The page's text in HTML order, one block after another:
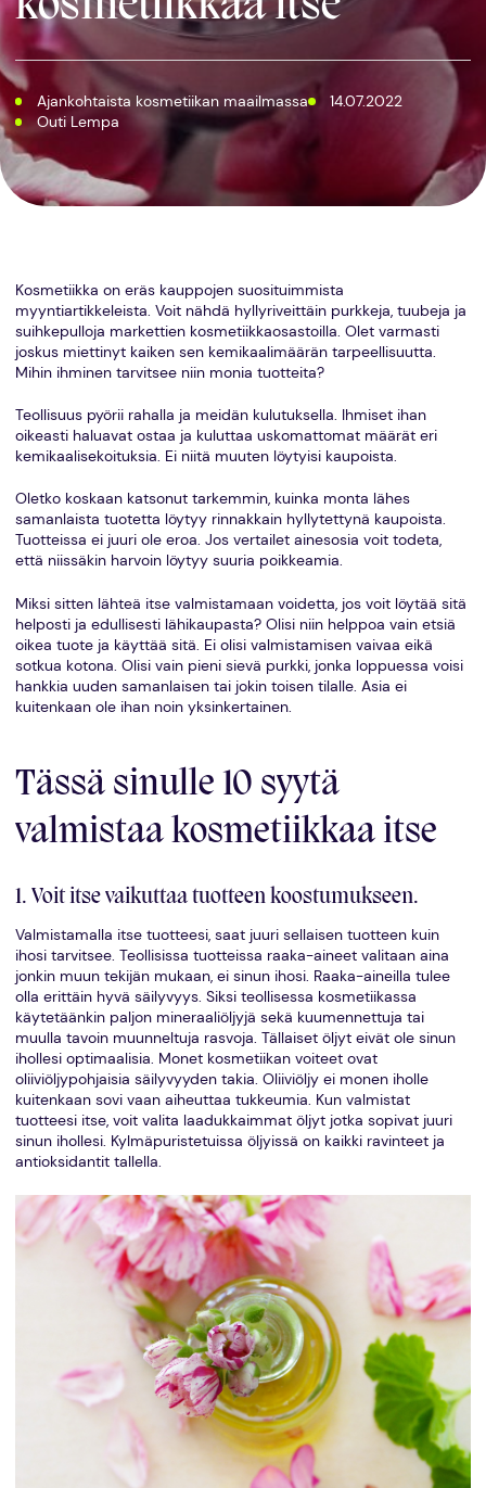
Ajankohtaista kosmetiikan maailmassa
14.07.2022
Outi Lempa
Kosmetiikka on eräs kauppojen suosituimmista
myyntiartikkeleista. Voit nähdä hyllyriveittäin purkkeja, tuubeja ja
suihkepulloja markettien kosmetiikkaosastoilla. Olet varmasti
joskus miettinyt kaiken sen kemikaalimäärän tarpeellisuutta.
Mihin ihminen tarvitsee niin monia tuotteita?
Teollisuus pyörii rahalla ja meidän kulutuksella. Ihmiset ihan
oikeasti haluavat ostaa ja kuluttaa uskomattomat määrät eri
kemikaalisekoituksia. Ei niitä muuten löytyisi kaupoista.
Oletko koskaan katsonut tarkemmin, kuinka monta lähes
samanlaista tuotetta löytyy rinnakkain hyllytettynä kaupoista.
Tuotteissa ei juuri ole eroa. Jos vertailet ainesosia voit todeta,
että niissäkin harvoin löytyy suuria poikkeamia.
Miksi sitten lähteä itse valmistamaan voidetta, jos voit löytää sitä
helposti ja edullisesti lähikaupasta? Olisi niin helppoa vain etsiä
oikea tuote ja käyttää sitä. Ei olisi valmistamisen vaivaa eikä
sotkua kotona. Olisi vain pieni sievä purkki, jonka loppuessa voisi
hankkia uuden samanlaisen tai jokin toisen tilalle. Asia ei
kuitenkaan ole ihan noin yksinkertainen.
Tässä sinulle 10 syytä
valmistaa kosmetiikkaa itse
1. Voit itse vaikuttaa tuotteen koostumukseen.
Valmistamalla itse tuotteesi, saat juuri sellaisen tuotteen kuin
ihosi tarvitsee. Teollisissa tuotteissa raaka-aineet valitaan aina
jonkin muun tekijän mukaan, ei sinun ihosi. Raaka-aineilla tulee
olla erittäin hyvä säilyvyys. Siksi teollisessa kosmetiikassa
käytetäänkin paljon mineraaliöljyjä sekä kuumennettuja tai
muulla tavoin muunneltuja rasvoja. Tällaiset öljyt eivät ole sinun
ihollesi optimaalisia. Monet kosmetiikan voiteet ovat
oliiviöljypohjaisia säilyvyyden takia. Oliiviöljy ei monen iholle
kuitenkaan sovi vaan aiheuttaa tukkeumia. Kun valmistat
tuotteesi itse, voit valita laadukkaimmat öljyt jotka sopivat juuri
sinun ihollesi. Kylmäpuristetuissa öljyissä on kaikki ravinteet ja
antioksidantit tallella.